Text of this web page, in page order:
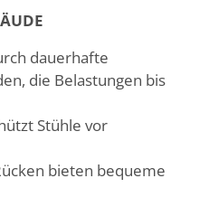
ÄUDE
dauerhafte
die Belastungen bis
Stühle vor
bieten bequeme